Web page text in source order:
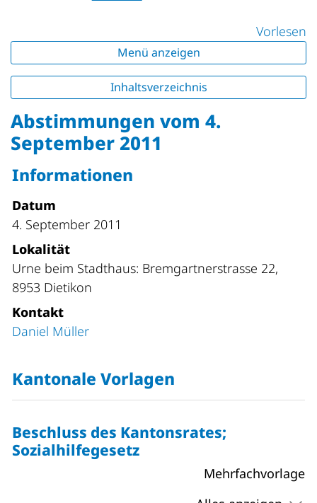
Vorlesen
Menü anzeigen
Inhaltsverzeichnis
Abstimmungen vom 4.
September 2011
Informationen
Datum
4. September 2011
Lokalität
Urne beim Stadthaus: Bremgartnerstrasse 22,
8953 Dietikon
Kontakt
Daniel Müller
Kantonale Vorlagen
Beschluss des Kantonsrates;
Sozialhilfegesetz
Mehrfachvorlage